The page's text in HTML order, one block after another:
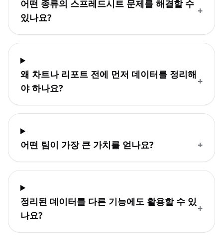
어떤 종류의 스프레드시트 문제를 해결할 수
있나요?
+
왜 차트나 리포트 전에 먼저 데이터를 정리해
야 하나요?
+
어떤 팀이 가장 큰 가치를 얻나요? +
정리된 데이터를 다른 기능에도 활용할 수 있
나요?
+